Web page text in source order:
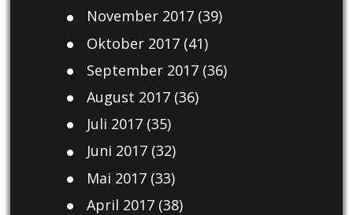
November 2017(39)
Oktober 2017(41)
September 2017(36)
August 2017(36)
Juli 2017(35)
Juni 2017(32)
Mai 2017(33)
April 2017(38)